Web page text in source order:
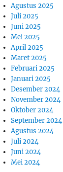
Agustus 2025
Juli 2025
Juni 2025
Mei 2025
April 2025
Maret 2025
Februari 2025
Januari 2025
Desember 2024
November 2024
Oktober 2024
September 2024
Agustus 2024
Juli 2024
Juni 2024
Mei 2024